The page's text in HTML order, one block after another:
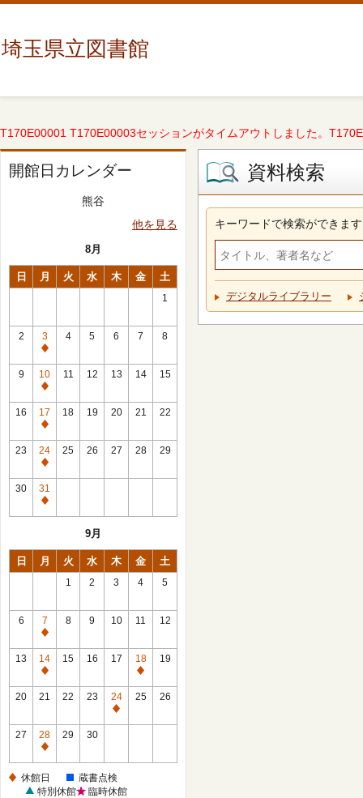
埼玉県立図書館
T170E00001 T170E00003セッションがタイムアウトしました。
開館日カレンダー
熊谷
他を見る
8月
日 月 火 水 木 金 土
1
2
3
休
館
日
4 5 6 7 8
9
10
休
館
日
11 12 13 14 15
16
17
休
館
日
18 19 20 21 22
23
24
休
館
日
25 26 27 28 29
30
31
休
9月
日 月 火 水 木 金 土
1 2 3 4 5
6
7
休
館
日
8 9 10 11 12
13
14
休
館
15 16 17
18
休
館
19
20 21 22 23
24
休
25 26
27
28
休
日
29 30
休館日
蔵書点検
特別休館
臨時休館
資料検索
キーワードで検索ができます
デジタルライブラリー